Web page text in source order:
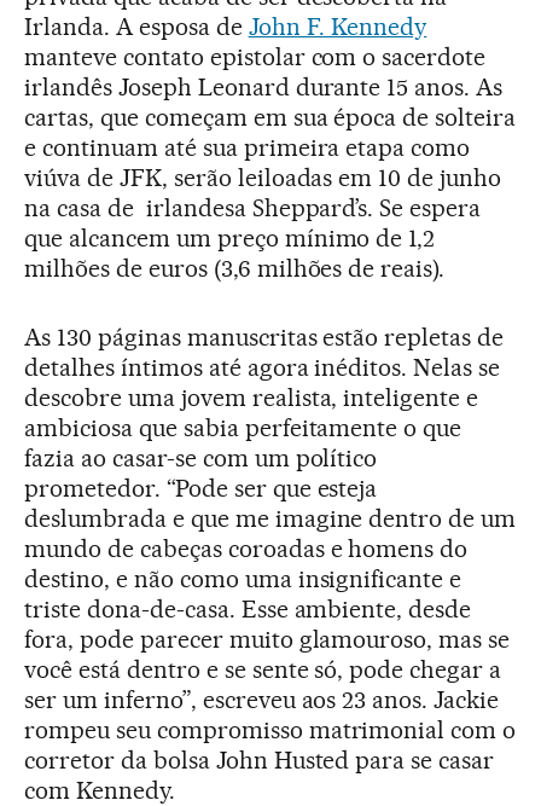
Irlanda. A esposa de John F. Kennedy
manteve contato epistolar com o sacerdote
irlandês Joseph Leonard durante 15 anos. As
cartas, que começam em sua época de solteira
e continuam até sua primeira etapa como
viúva de JFK, serão leiloadas em 10 de junho
na casa de irlandesa Sheppard’s. Se espera
que alcancem um preço mínimo de 1,2
milhões de euros (3,6 milhões de reais).
As 130 páginas manuscritas estão repletas de
detalhes íntimos até agora inéditos. Nelas se
descobre uma jovem realista, inteligente e
ambiciosa que sabia perfeitamente o que
fazia ao casar-se com um político
prometedor. “Pode ser que esteja
deslumbrada e que me imagine dentro de um
mundo de cabeças coroadas e homens do
destino, e não como uma insignificante e
triste dona-de-casa. Esse ambiente, desde
fora, pode parecer muito glamouroso, mas se
você está dentro e se sente só, pode chegar a
ser um inferno”, escreveu aos 23 anos. Jackie
rompeu seu compromisso matrimonial com o
corretor da bolsa John Husted para se casar
com Kennedy.